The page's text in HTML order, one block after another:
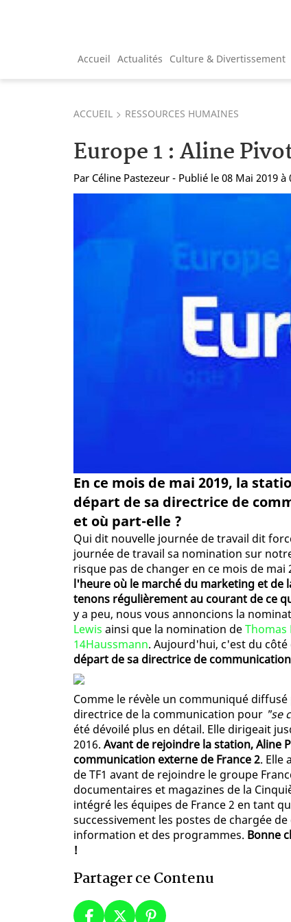
Accueil Actualités Culture & Divertissement
ACCUEIL RESSOURCES HUMAINES
Europe 1 : Aline
Par Céline Pastezeur - Publié le 08 Mai 2019 à
En ce mois de mai 2019, la
départ de sa directrice de
et où part-elle ?
Qui dit nouvelle journée de travail dit
journée de travail sa nomination sur
risque pas de changer en ce mois de
l'heure où le marché du marketing et de
tenons régulièrement au courant de ce
y a peu, nous vous annoncions la
Lewis ainsi que la nomination deThomas
14Haussmann. Aujourd'hui, c'est du côté
départ de sa directrice de
Comme le révèle un communiqué
directrice de la communication pour "se
été dévoilé plus en détail. Elle dirigeait
2016. Avant de rejoindre la station, Aline
communication externe de France 2. Elle
de TF1 avant de rejoindre le groupe
documentaires et magazines de la
intégré les équipes de France 2 en tant
successivement les postes de chargée
information et des programmes. Bonne
!
Partager ce Contenu